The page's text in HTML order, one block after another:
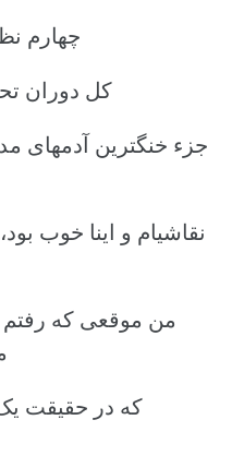
چهارم
کل دوران
جزء خنگترین آدمهای
نقاشیام و اینا خوب
من موقعی که
که در حقیقت